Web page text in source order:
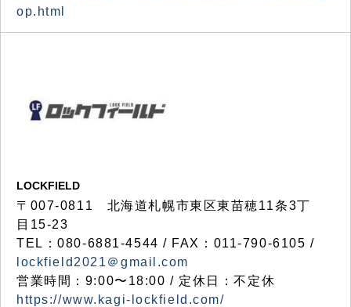
op.html
LOCKFIELD
〒007-0811 北海道札幌市東区東苗穂11条3丁
目15-23
TEL：080-6881-4544 / FAX：011-790-6105 /
lockfield2021＠gmail.com
営業時間：9:00〜18:00 / 定休日：不定休
https://www.kagi-lockfield.com/